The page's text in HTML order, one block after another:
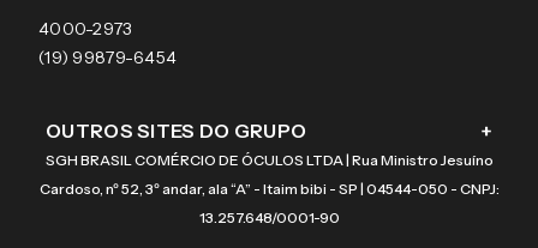
4000-2973
(19) 99879-6454
OUTROS SITES DO GRUPO +
SGH BRASIL COMÉRCIO DE ÓCULOS LTDA | Rua Ministro Jesuíno
Cardoso, nº 52, 3º andar, ala “A” - Itaim bibi - SP | 04544-050 - CNPJ:
13.257.648/0001-90